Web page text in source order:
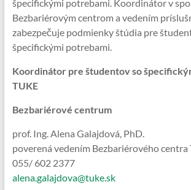
špecifickými potrebami. Koordinátor v
Bezbariérovým centrom a vedením
zabezpečuje podmienky štúdia pre
špecifickými potrebami.
Koordinátor pre študentov so
TUKE
Bezbariérové centrum
prof. Ing. Alena Galajdová, PhD.
poverená vedením Bezbariérového centra
055/ 602 2377
alena.galajdova@tuke.sk